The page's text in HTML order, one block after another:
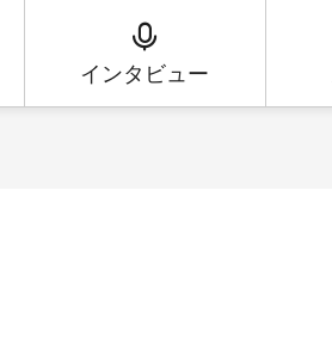
インタビュー